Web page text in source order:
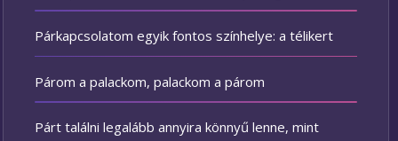
Párkapcsolatom egyik fontos színhelye: a télikert
Párom a palackom, palackom a párom
Párt találni legalább annyira könnyű lenne, mint